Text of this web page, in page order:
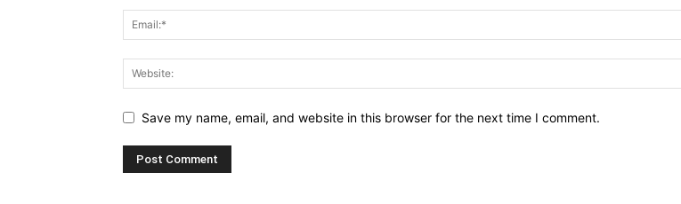
Save my name, email, and website in this browser for the next time I comment.